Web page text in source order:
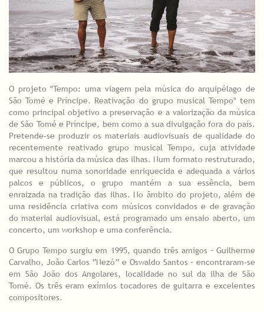
O projeto "Tempo: uma viagem pela música do arquipélago de
São Tomé e Príncipe. Reativação do grupo musical Tempo" tem
como principal objetivo a preservação e a valorização da música
de São Tomé e Príncipe, bem como a sua divulgação fora do país.
Pretende-se produzir os materiais audiovisuais de qualidade do
recentemente reativado grupo musical Tempo, cuja atividade
marcou a história da música das ilhas. Num formato restruturado,
que resultou numa sonoridade enriquecida e adequada a vários
palcos e públicos, o grupo mantém a sua essência, bem
enraizada na tradição das ilhas. No âmbito do projeto, além de
uma residência criativa com músicos convidados e de gravação
do material audiovisual, está programado um ensaio aberto, um
concerto, um workshop e uma conferência.
O Grupo Tempo surgiu em 1995, quando três amigos – Guilherme
Carvalho, João Carlos “Nezó” e Oswaldo Santos – encontraram-se
em São João dos Angolares, localidade no sul da ilha de São
Tomé. Os três eram exímios tocadores de guitarra e excelentes
compositores.